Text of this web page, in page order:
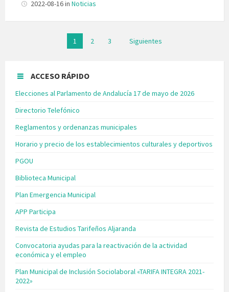
2022-08-16in Noticias
1 2 3 Siguientes
ACCESO RÁPIDO
Elecciones al Parlamento de Andalucía 17 de mayo de 2026
Directorio Telefónico
Reglamentos y ordenanzas municipales
Horario y precio de los establecimientos culturales y deportivos
PGOU
Biblioteca Municipal
Plan Emergencia Municipal
APP Participa
Revista de Estudios Tarifeños Aljaranda
Convocatoria ayudas para la reactivación de la actividad
económica y el empleo
Plan Municipal de Inclusión Sociolaboral «TARIFA INTEGRA 2021-
2022»